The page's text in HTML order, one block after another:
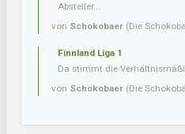
Absteller...
von Schokobaer (Die
Finnland Liga 1
Da stimmt die
von Schokobaer (Die